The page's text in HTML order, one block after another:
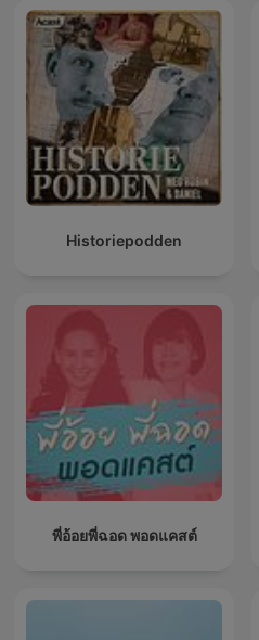
Historiepodden
พี่อ้อยพี่ฉอด พอดแคสต์